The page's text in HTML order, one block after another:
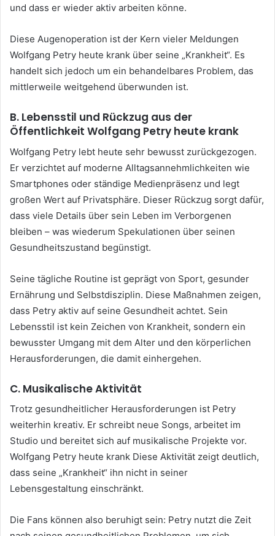
und dass er wieder aktiv arbeiten könne.
Diese Augenoperation ist der Kern vieler Meldungen
Wolfgang Petry heute krank über seine „Krankheit“. Es
handelt sich jedoch um ein behandelbares Problem, das
mittlerweile weitgehend überwunden ist.
B. Lebensstil und Rückzug aus der
Öffentlichkeit Wolfgang Petry heute krank
Wolfgang Petry lebt heute sehr bewusst zurückgezogen.
Er verzichtet auf moderne Alltagsannehmlichkeiten wie
Smartphones oder ständige Medienpräsenz und legt
großen Wert auf Privatsphäre. Dieser Rückzug sorgt dafür,
dass viele Details über sein Leben im Verborgenen
bleiben – was wiederum Spekulationen über seinen
Gesundheitszustand begünstigt.
Seine tägliche Routine ist geprägt von Sport, gesunder
Ernährung und Selbstdisziplin. Diese Maßnahmen zeigen,
dass Petry aktiv auf seine Gesundheit achtet. Sein
Lebensstil ist kein Zeichen von Krankheit, sondern ein
bewusster Umgang mit dem Alter und den körperlichen
Herausforderungen, die damit einhergehen.
C. Musikalische Aktivität
Trotz gesundheitlicher Herausforderungen ist Petry
weiterhin kreativ. Er schreibt neue Songs, arbeitet im
Studio und bereitet sich auf musikalische Projekte vor.
Wolfgang Petry heute krank Diese Aktivität zeigt deutlich,
dass seine „Krankheit“ ihn nicht in seiner
Lebensgestaltung einschränkt.
Die Fans können also beruhigt sein: Petry nutzt die Zeit